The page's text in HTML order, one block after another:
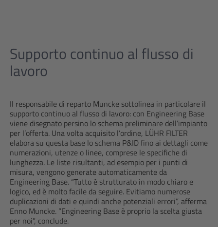
Supporto continuo al flusso di
lavoro
Il responsabile di reparto Muncke sottolinea in particolare il
supporto continuo al flusso di lavoro: con Engineering Base
viene disegnato persino lo schema preliminare dell’impianto
per l’offerta. Una volta acquisito l’ordine, LÜHR FILTER
elabora su questa base lo schema P&ID fino ai dettagli come
numerazioni, utenze o linee, comprese le specifiche di
lunghezza. Le liste risultanti, ad esempio per i punti di
misura, vengono generate automaticamente da
Engineering Base. “Tutto è strutturato in modo chiaro e
logico, ed è molto facile da seguire. Evitiamo numerose
duplicazioni di dati e quindi anche potenziali errori”, afferma
Enno Muncke. “Engineering Base è proprio la scelta giusta
per noi”, conclude.